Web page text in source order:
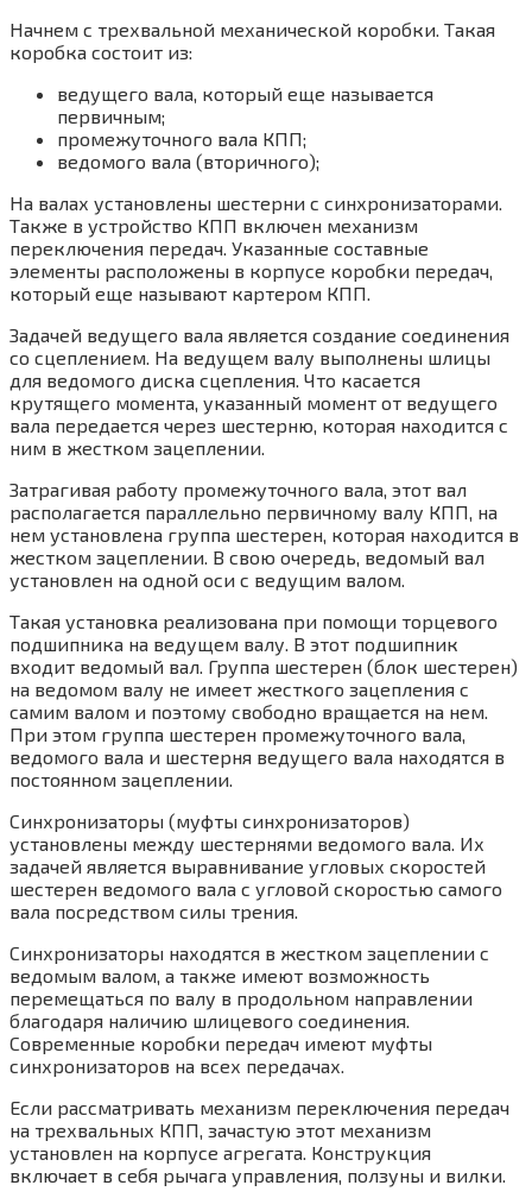
Начнем с трехвальной механической коробки. Такая
коробка состоит из:
ведущего вала, который еще называется
первичным;
промежуточного вала КПП;
ведомого вала (вторичного);
На валах установлены шестерни с синхронизаторами.
Также в устройство КПП включен механизм
переключения передач. Указанные составные
элементы расположены в корпусе коробки передач,
который еще называют картером КПП.
Задачей ведущего вала является создание соединения
со сцеплением. На ведущем валу выполнены шлицы
для ведомого диска сцепления. Что касается
крутящего момента, указанный момент от ведущего
вала передается через шестерню, которая находится с
ним в жестком зацеплении.
Затрагивая работу промежуточного вала, этот вал
располагается параллельно первичному валу КПП, на
нем установлена группа шестерен, которая находится в
жестком зацеплении. В свою очередь, ведомый вал
установлен на одной оси с ведущим валом.
Такая установка реализована при помощи торцевого
подшипника на ведущем валу. В этот подшипник
входит ведомый вал. Группа шестерен (блок шестерен)
на ведомом валу не имеет жесткого зацепления с
самим валом и поэтому свободно вращается на нем.
При этом группа шестерен промежуточного вала,
ведомого вала и шестерня ведущего вала находятся в
постоянном зацеплении.
Синхронизаторы (муфты синхронизаторов)
установлены между шестернями ведомого вала. Их
задачей является выравнивание угловых скоростей
шестерен ведомого вала с угловой скоростью самого
вала посредством силы трения.
Синхронизаторы находятся в жестком зацеплении с
ведомым валом, а также имеют возможность
перемещаться по валу в продольном направлении
благодаря наличию шлицевого соединения.
Современные коробки передач имеют муфты
синхронизаторов на всех передачах.
Если рассматривать механизм переключения передач
на трехвальных КПП, зачастую этот механизм
установлен на корпусе агрегата. Конструкция
включает в себя рычага управления, ползуны и вилки.